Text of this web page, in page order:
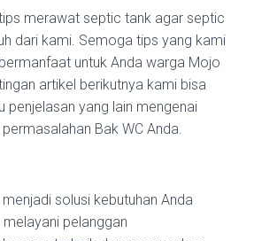
merawat septic tank agar septic
dari kami. Semoga tips yang kami
untuk Anda warga Mojo
artikel berikutnya kami bisa
penjelasan yang lain mengenai
Bak WC Anda.
solusi kebutuhan Anda
pelanggan